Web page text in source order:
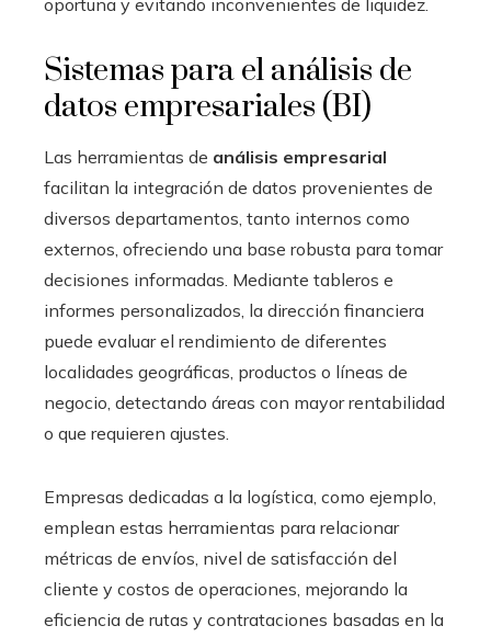
Sistemas para el análisis de
datos empresariales (BI)
Las herramientas de análisis empresarial
facilitan la integración de datos provenientes de
diversos departamentos, tanto internos como
externos, ofreciendo una base robusta para tomar
decisiones informadas. Mediante tableros e
informes personalizados, la dirección financiera
puede evaluar el rendimiento de diferentes
localidades geográficas, productos o líneas de
negocio, detectando áreas con mayor rentabilidad
o que requieren ajustes.
Empresas dedicadas a la logística, como ejemplo,
emplean estas herramientas para relacionar
métricas de envíos, nivel de satisfacción del
cliente y costos de operaciones, mejorando la
eficiencia de rutas y contrataciones basadas en la